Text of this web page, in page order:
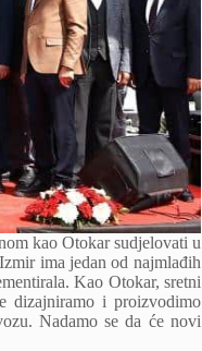
kao Otokar sudjelovati u
ima jedan od najmlađih
Kao Otokar, sretni
dizajniramo i proizvodimo
Nadamo se da će novi